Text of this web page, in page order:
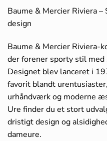
Baume & Mercier Riviera
design
Baume & Mercier Riviera-
der forener sporty stil
Designet blev lanceret i
favorit blandt
urhåndværk og moderne
Ure finder du et stort
dristigt design og
dameure.